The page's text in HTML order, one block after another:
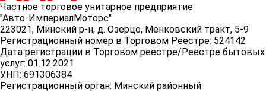
Частное торговое унитарное предприятие
"Авто-ИмпериалМоторс"
223021, Минский р-н, д. Озерцо, Менковский тракт, 5-9
Регистрационный номер в Торговом Реестре: 524142
Дата регистрации в Торговом реестре/Реестре бытовых
услуг: 01.12.2021
УНП: 691306384
Регистрационный орган: Минский районный